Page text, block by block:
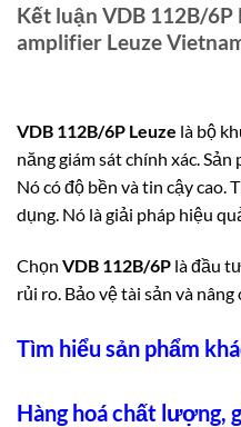
Kết luận VDB 112B/
amplifier Leuze
VDB 112B/6P Leuze là bộ
năng giám sát chính xác.Sản
Nó có độ bền và tin cậy
dụng. Nó là giải pháp hiệu
Chọn VDB 112B/6P là đầu
rủi ro. Bảo vệ tài sản và nâng
Tìm hiểu sản phẩm
Hàng hoá chất lượng,